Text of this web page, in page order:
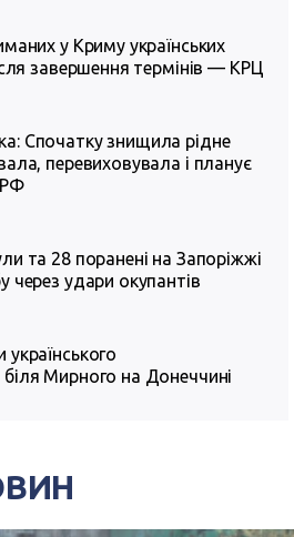
у Криму українських
завершення термінів — КРЦ
Спочатку знищила рідне
перевиховувала і планує
РФ
та 28 поранені на Запоріжжі
через удари окупантів
Мирного на Донеччині